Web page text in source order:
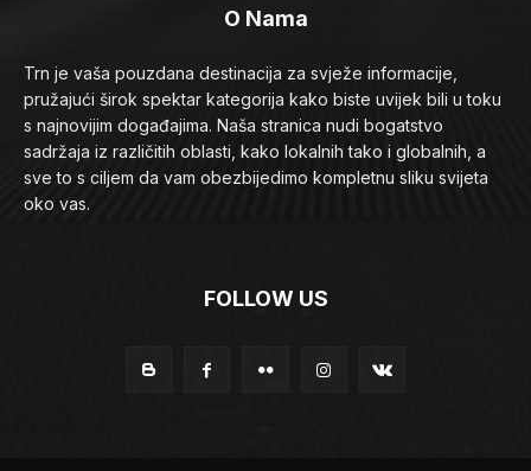
O Nama
Trn je vaša pouzdana destinacija za svježe informacije,
pružajući širok spektar kategorija kako biste uvijek bili u toku
s najnovijim događajima. Naša stranica nudi bogatstvo
sadržaja iz različitih oblasti, kako lokalnih tako i globalnih, a
sve to s ciljem da vam obezbijedimo kompletnu sliku svijeta
oko vas.
FOLLOW US